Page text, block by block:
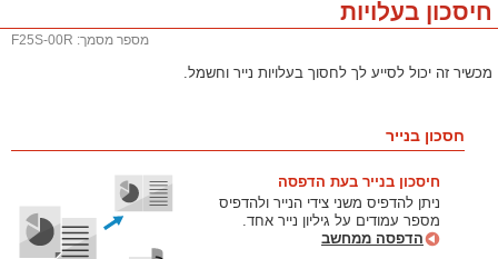
חיסכון בעלויות
מספר מסמך: F25S-00R
מכשיר זה יכול לסייע לך לחסוך בעלויות נייר וחשמל.
חסכון בנייר
חיסכון בנייר בעת הדפסה
ניתן להדפיס משני צידי הנייר ולהדפיס
מספר עמודים על גיליון נייר אחד.
הדפסה ממחשב